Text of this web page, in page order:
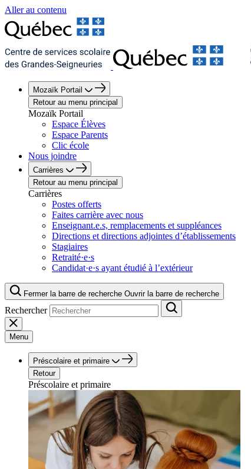
Aller au contenu
Mozaïk Portail
Retour au menu principal
Mozaïk Portail
Espace Élèves
Espace Parents
Clic école
Nous joindre
Carrières
Retour au menu principal
Carrières
Postes offerts
Faites carrière avec nous
Enseignant.e.s, remplacements et suppléances
Directions et directions adjointes d’établissements
Stagiaires
Retraité·e·s
Candidat·e·s ayant étudié à l’extérieur
Fermer la barre de recherche Ouvrir la barre de recherche
Rechercher
Menu
Préscolaire et primaire
Retour
Préscolaire et primaire